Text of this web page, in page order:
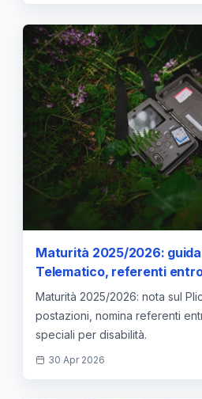
Maturità 2025/2026:
Telematico, referenti
speciali
Maturità 2025/2026: nota sul
postazioni, nomina referenti
speciali per disabilità.
30 Apr 2026